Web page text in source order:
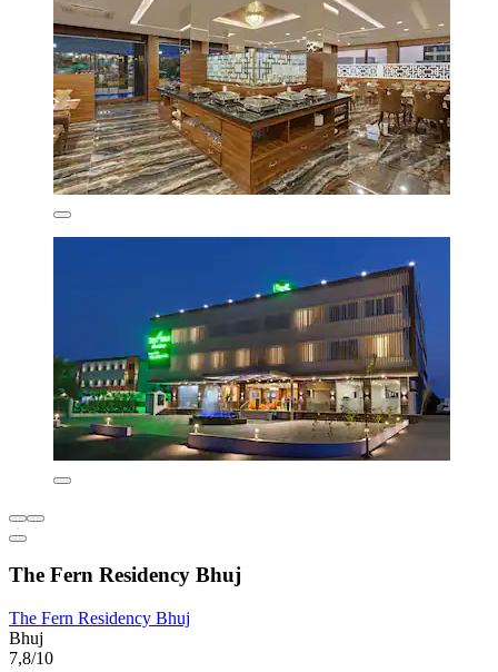
The Fern Residency Bhuj
The Fern Residency Bhuj
Bhuj
7,8/10